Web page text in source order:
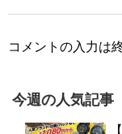
コメントの入力は
今週の人気記事